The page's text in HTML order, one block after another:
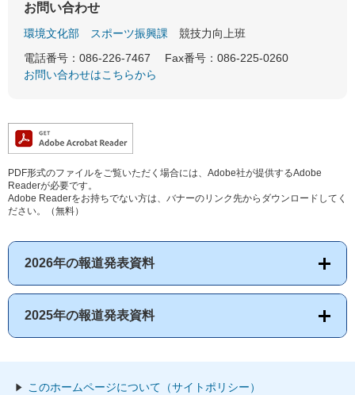
お問い合わせ
環境文化部 スポーツ振興課
競技力向上班
電話番号：086-226-7467
Fax番号：086-225-0260
お問い合わせはこちらから
PDF形式のファイルをご覧いただく場合には、Adobe社が提供するAdobe
Readerが必要です。
Adobe Readerをお持ちでない方は、バナーのリンク先からダウンロードしてく
ださい。（無料）
2026年の報道発表資料
2025年の報道発表資料
このホームページについて（サイトポリシー）